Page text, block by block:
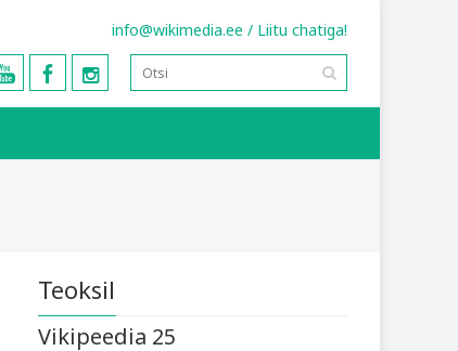
info@wikimedia.ee / Liitu chatiga!
Teoksil
Vikipeedia 25